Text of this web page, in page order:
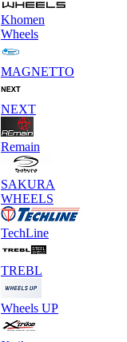
Khomen
Wheels
MAGNETTO
NEXT
Remain
SAKURA
WHEELS
TechLine
TREBL
Wheels UP